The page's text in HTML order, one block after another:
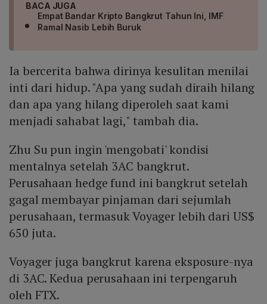
BACA JUGA
Empat Bandar Kripto Bangkrut Tahun Ini, IMF
Ramal Nasib Lebih Buruk
Ia bercerita bahwa dirinya kesulitan menilai
inti dari hidup. "Apa yang sudah diraih hilang
dan apa yang hilang diperoleh saat kami
menjadi sahabat lagi," tambah dia.
Zhu Su pun ingin 'mengobati' kondisi
mentalnya setelah 3AC bangkrut.
Perusahaan hedge fund ini bangkrut setelah
gagal membayar pinjaman dari sejumlah
perusahaan, termasuk Voyager lebih dari US$
650 juta.
Voyager juga bangkrut karena eksposure-nya
di 3AC. Kedua perusahaan ini terpengaruh
oleh FTX.